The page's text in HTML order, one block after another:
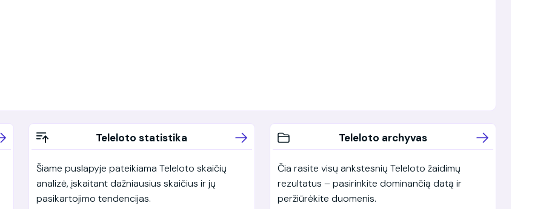
Teleloto statistika
Šiame puslapyje pateikiama Teleloto skaičių
analizė, įskaitant dažniausius skaičius ir jų
pasikartojimo tendencijas.
Teleloto archyvas
Čia rasite visų ankstesnių Teleloto žaidimų
rezultatus – pasirinkite dominančią datą ir
peržiūrėkite duomenis.